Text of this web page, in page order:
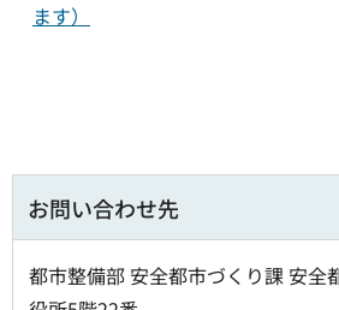
ます）
お問い合わせ先
都市整備部 安全都市づくり課 安全